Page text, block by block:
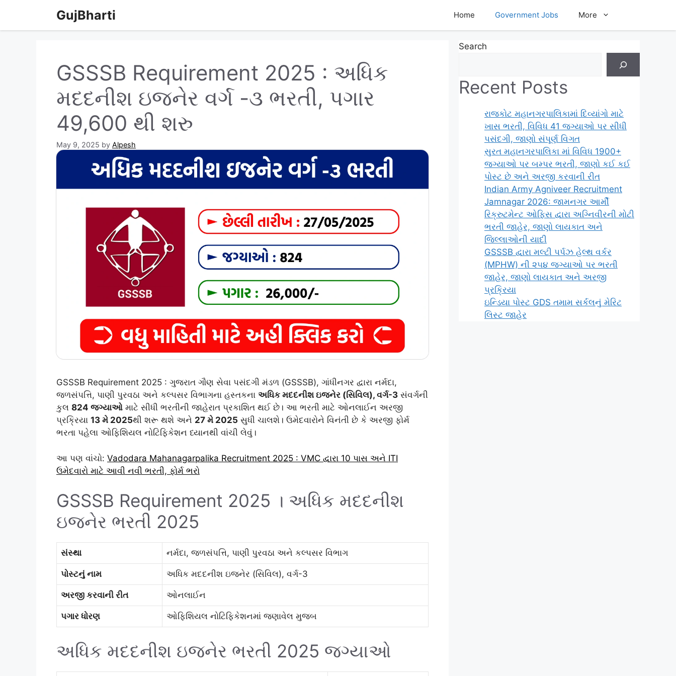
content
GujBharti Home Government Jobs More
GSSSB Requirement 2025 : અધિક
મદદનીશ ઇજનેર વર્ગ -૩ ભરતી, પગાર
49,600 થી શરુ
May 9, 2025 by Alpesh
GSSSB Requirement 2025 : ગુજરાત ગૌણ સેવા પસંદગી મંડળ (GSSSB), ગાંધીનગર દ્વારા નર્મદા,
જળસંપત્તિ, પાણી પુરવઠા અને કલ્પસર વિભાગના હસ્તકના અધિક મદદનીશ ઇજનેર (સિવિલ), વર્ગ-3 સંવર્ગની
કુલ 824 જગ્યાઓ માટે સીધી ભરતીની જાહેરાત પ્રકાશિત થઈ છે। આ ભરતી માટે ઓનલાઈન અરજી
પ્રક્રિયા 13 મે 2025થી શરૂ થશે અને 27 મે 2025 સુધી ચાલશે। ઉમેદવારોને વિનંતી છે કે અરજી ફોર્મ
ભરતા પહેલા ઓફિશિયલ નોટિફિકેશન ધ્યાનથી વાંચી લેવું।
આ પણ વાંચો: Vadodara Mahanagarpalika Recruitment 2025 : VMC દ્વારા 10 પાસ અને ITI
ઉમેદવારો માટે આવી નવી ભરતી, ફોર્મ ભરો
GSSSB Requirement 2025 । અધિક મદદનીશ
ઇજનેર ભરતી 2025
સંસ્થા નર્મદા, જળસંપત્તિ, પાણી પુરવઠા અને કલ્પસર વિભાગ
પોસ્ટનું નામ અધિક મદદનીશ ઇજનેર (સિવિલ), વર્ગ-3
અરજી કરવાની રીત ઓનલાઈન
પગાર ધોરણ ઓફિશિયલ નોટિફિકેશનમાં જણાવેલ મુજબ
અધિક મદદનીશ ઇજનેર ભરતી 2025 જગ્યાઓ
Search
Recent Posts
રાજકોટ મહાનગરપાલિકામાં દિવ્યાંગો માટે
ખાસ ભરતી, વિવિધ 41 જગ્યાઓ પર સીધી
પસંદગી, જાણો સંપૂર્ણ વિગત
સુરત મહાનગરપાલિકા માં વિવિધ 1900+
જગ્યાઓ પર બમ્પર ભરતી, જાણો કઈ કઈ
પોસ્ટ છે અને અરજી કરવાની રીત
Indian Army Agniveer Recruitment
Jamnagar 2026: જામનગર આર્મી
રિક્રુટમેન્ટ ઓફિસ દ્વારા અગ્નિવીરની મોટી
ભરતી જાહેર, જાણો લાયકાત અને
જિલ્લાઓની યાદી
GSSSB દ્વારા મલ્ટી પર્પઝ હેલ્થ વર્કર
(MPHW) ની ૨૫૪ જગ્યાઓ પર ભરતી
જાહેર, જાણો લાયકાત અને અરજી
પ્રક્રિયા
ઇન્ડિયા પોસ્ટ GDS તમામ સર્કલનું મેરિટ
લિસ્ટ જાહેર